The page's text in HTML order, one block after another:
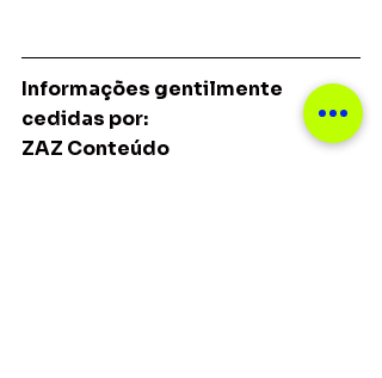
Informações gentilmente
cedidas por:
ZAZ Conteúdo